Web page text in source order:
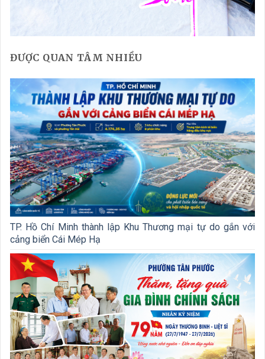
ĐƯỢC QUAN TÂM NHIỀU
TP. Hồ Chí Minh thành lập Khu Thương mại tự do gắn với
cảng biển Cái Mép Hạ